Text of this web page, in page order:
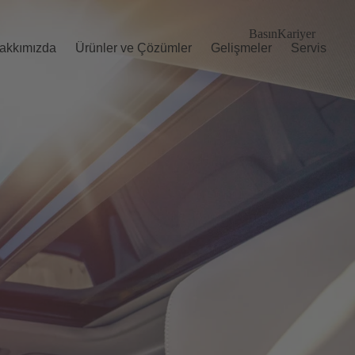
Ürünler ve Çözümler Gelişmeler Servis
BasınKariyer